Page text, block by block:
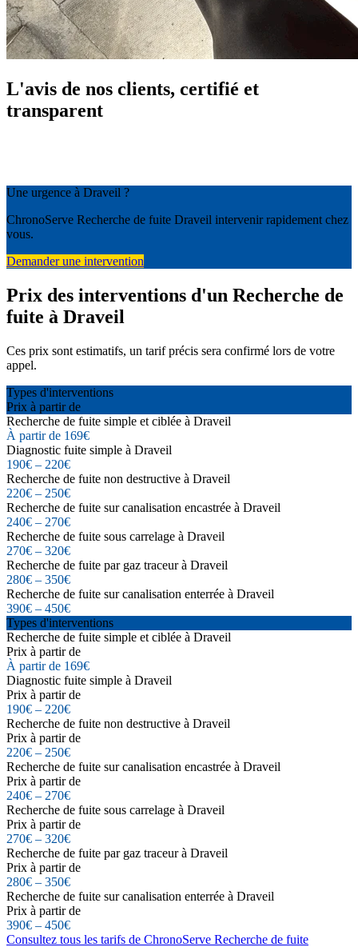
L'avis de nos clients, certifié et
transparent
Une urgence à Draveil ?
ChronoServe Recherche de fuite Draveil intervenir rapidement chez
vous.
Demander une intervention
Prix des interventions d'un Recherche de
fuite à Draveil
Ces prix sont estimatifs, un tarif précis sera confirmé lors de votre
appel.
Types d'interventions
Prix à partir de
Recherche de fuite simple et ciblée à Draveil
À partir de 169€
Diagnostic fuite simple à Draveil
190€ – 220€
Recherche de fuite non destructive à Draveil
220€ – 250€
Recherche de fuite sur canalisation encastrée à Draveil
240€ – 270€
Recherche de fuite sous carrelage à Draveil
270€ – 320€
Recherche de fuite par gaz traceur à Draveil
280€ – 350€
Recherche de fuite sur canalisation enterrée à Draveil
390€ – 450€
Types d'interventions
Recherche de fuite simple et ciblée à Draveil
Prix à partir de
À partir de 169€
Diagnostic fuite simple à Draveil
Prix à partir de
190€ – 220€
Recherche de fuite non destructive à Draveil
Prix à partir de
220€ – 250€
Recherche de fuite sur canalisation encastrée à Draveil
Prix à partir de
240€ – 270€
Recherche de fuite sous carrelage à Draveil
Prix à partir de
270€ – 320€
Recherche de fuite par gaz traceur à Draveil
Prix à partir de
280€ – 350€
Recherche de fuite sur canalisation enterrée à Draveil
Prix à partir de
390€ – 450€
Consultez tous les tarifs de ChronoServe Recherche de fuite